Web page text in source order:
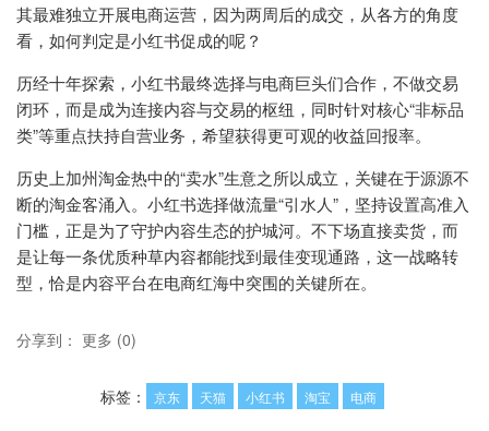
其最难独立开展电商运营，因为两周后的成交，从各方的角度
看，如何判定是小红书促成的呢？
历经十年探索，小红书最终选择与电商巨头们合作，不做交易
闭环，而是成为连接内容与交易的枢纽，同时针对核心“非标品
类”等重点扶持自营业务，希望获得更可观的收益回报率。
历史上加州淘金热中的“卖水”生意之所以成立，关键在于源源不
断的淘金客涌入。小红书选择做流量“引水人”，坚持设置高准入
门槛，正是为了守护内容生态的护城河。不下场直接卖货，而
是让每一条优质种草内容都能找到最佳变现通路，这一战略转
型，恰是内容平台在电商红海中突围的关键所在。
分享到： 更多 (0)
标签： 京东 天猫 小红书 淘宝 电商